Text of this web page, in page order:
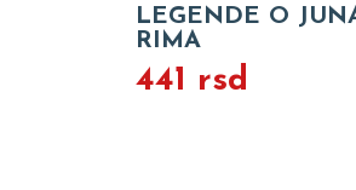
LEGENDE O
RIMA
441 rsd